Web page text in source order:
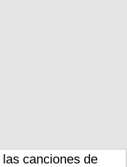
canciones de